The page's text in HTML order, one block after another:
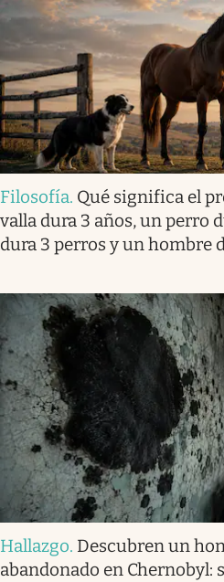
Filosofía. Qué significa el
valla dura 3 años, un perro
dura 3 perros y un hombre
Hallazgo. Descubren un
abandonado en Chernobyl: